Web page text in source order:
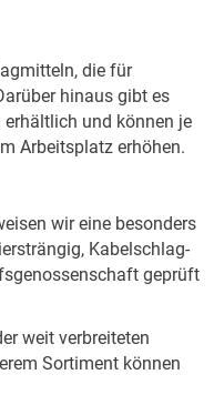
die für
hinaus gibt es
und können je
Arbeitsplatz erhöhen.
wir eine besonders
Kabelschlag-
geprüft
weit verbreiteten
Sortiment können